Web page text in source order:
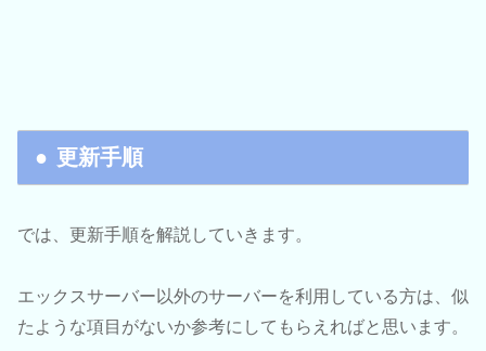
更新手順
では、更新手順を解説していきます。
エックスサーバー以外のサーバーを利用している方は、似
たような項目がないか参考にしてもらえればと思います。